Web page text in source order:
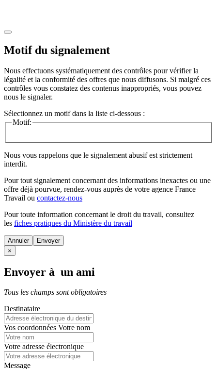
Motif du signalement
Nous effectuons systématiquement des contrôles pour vérifier la
légalité et la conformité des offres que nous diffusons. Si malgré ces
contrôles vous constatez des contenus inappropriés, vous pouvez
nous le signaler.
Sélectionnez un motif dans la liste ci-dessous :
Motif:
Nous vous rappelons que le signalement abusif est strictement
interdit.
Pour tout signalement concernant des informations inexactes ou une
offre déjà pourvue, rendez-vous auprès de votre agence France
Travail ou contactez-nous
Pour toute information concernant le droit du travail, consultez
les fiches pratiques du Ministère du travail
Annuler
×
Envoyer à un ami
Tous les champs sont obligatoires
Destinataire
Vos coordonnées Votre nom
Votre adresse électronique
Message